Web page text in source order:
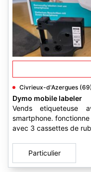
Civrieux-d'Azergues
Dymo mobile labeler
Vends etiqueteuse
smartphone.
avec 3 cassettes de
Particulier